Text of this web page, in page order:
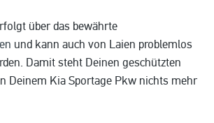
über das bewährte
und kann auch von Laien problemlos
Damit steht Deinen geschützten
Deinem Kia Sportage Pkw nichts mehr